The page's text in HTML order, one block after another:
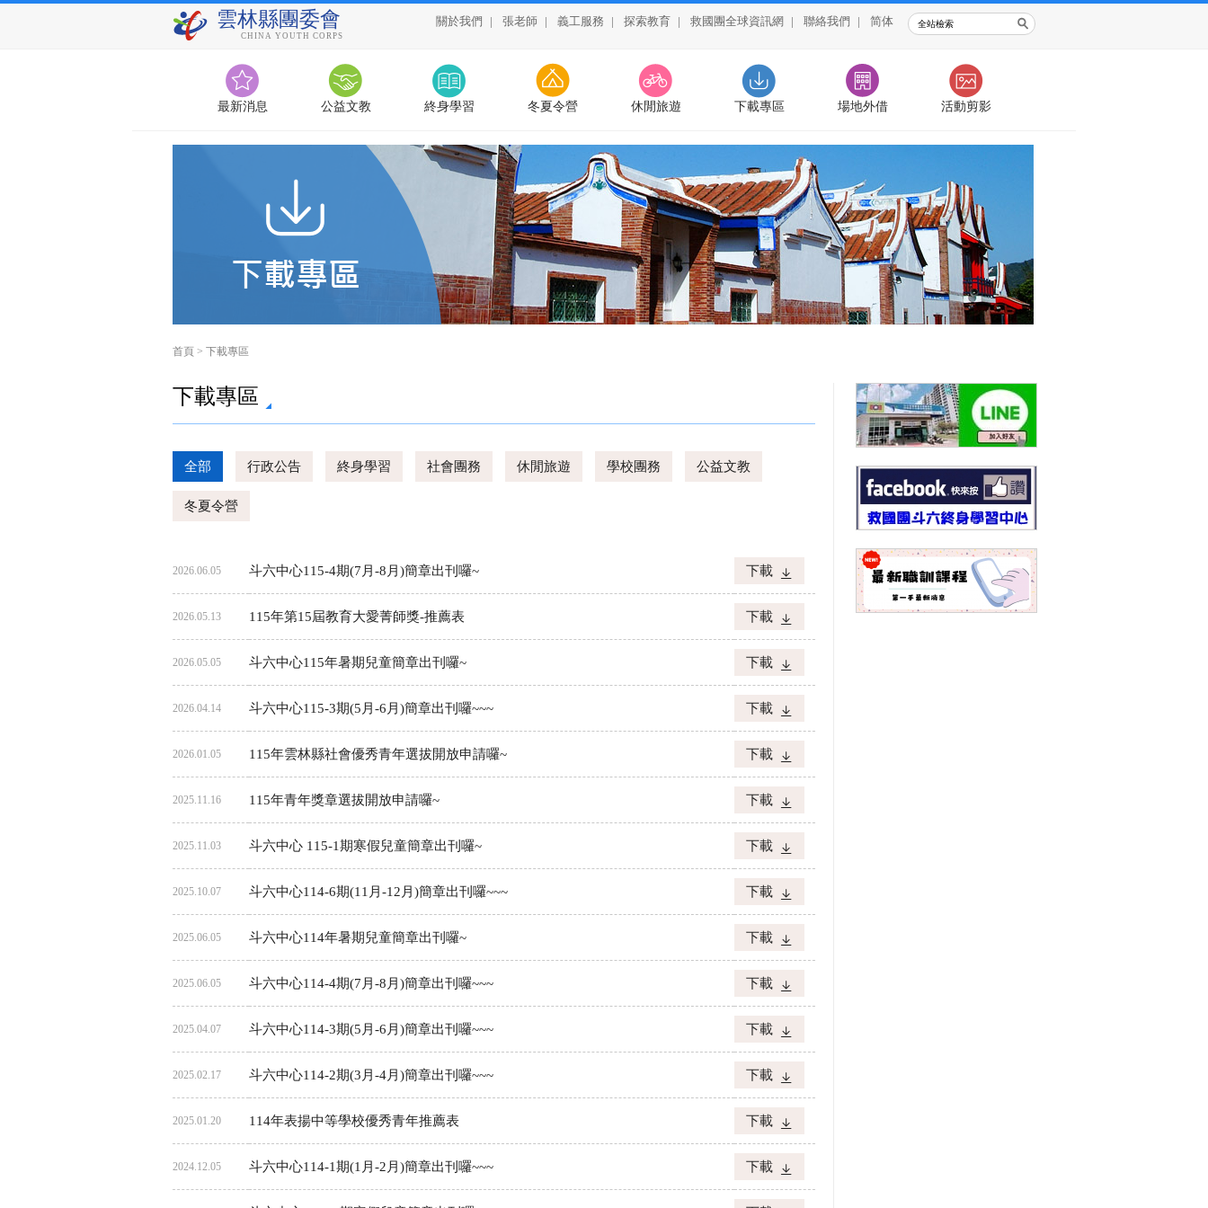
雲林縣團委會
CHINA YOUTH CORPS
關於我們 | 張老師 | 義工服務 | 探索教育 | 救國團全球資訊網 | 聯絡我們 | 简体
最新消息 公益文教 終身學習 冬夏令營 休閒旅遊 下載專區 場地外借 活動剪影
首頁 > 下載專區
下載專區
全部 行政公告 終身學習 社會團務 休閒旅遊 學校團務 公益文教
冬夏令營
2026.06.05 斗六中心115-4期(7月-8月)簡章出刊囉~ 下載
2026.05.13 115年第15屆教育大愛菁師獎-推薦表 下載
2026.05.05 斗六中心115年暑期兒童簡章出刊囉~ 下載
2026.04.14 斗六中心115-3期(5月-6月)簡章出刊囉~~~ 下載
2026.01.05 115年雲林縣社會優秀青年選拔開放申請囉~ 下載
2025.11.16 115年青年獎章選拔開放申請囉~ 下載
2025.11.03 斗六中心 115-1期寒假兒童簡章出刊囉~ 下載
2025.10.07 斗六中心114-6期(11月-12月)簡章出刊囉~~~ 下載
2025.06.05 斗六中心114年暑期兒童簡章出刊囉~ 下載
2025.06.05 斗六中心114-4期(7月-8月)簡章出刊囉~~~ 下載
2025.04.07 斗六中心114-3期(5月-6月)簡章出刊囉~~~ 下載
2025.02.17 斗六中心114-2期(3月-4月)簡章出刊囉~~~ 下載
2025.01.20 114年表揚中等學校優秀青年推薦表 下載
2024.12.05 斗六中心114-1期(1月-2月)簡章出刊囉~~~ 下載